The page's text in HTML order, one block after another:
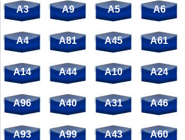
A3 A9 A5 A6
A4 A81 A45 A61
A14 A44 A10 A24
A96 A40 A31 A46
A93 A99 A43 A60